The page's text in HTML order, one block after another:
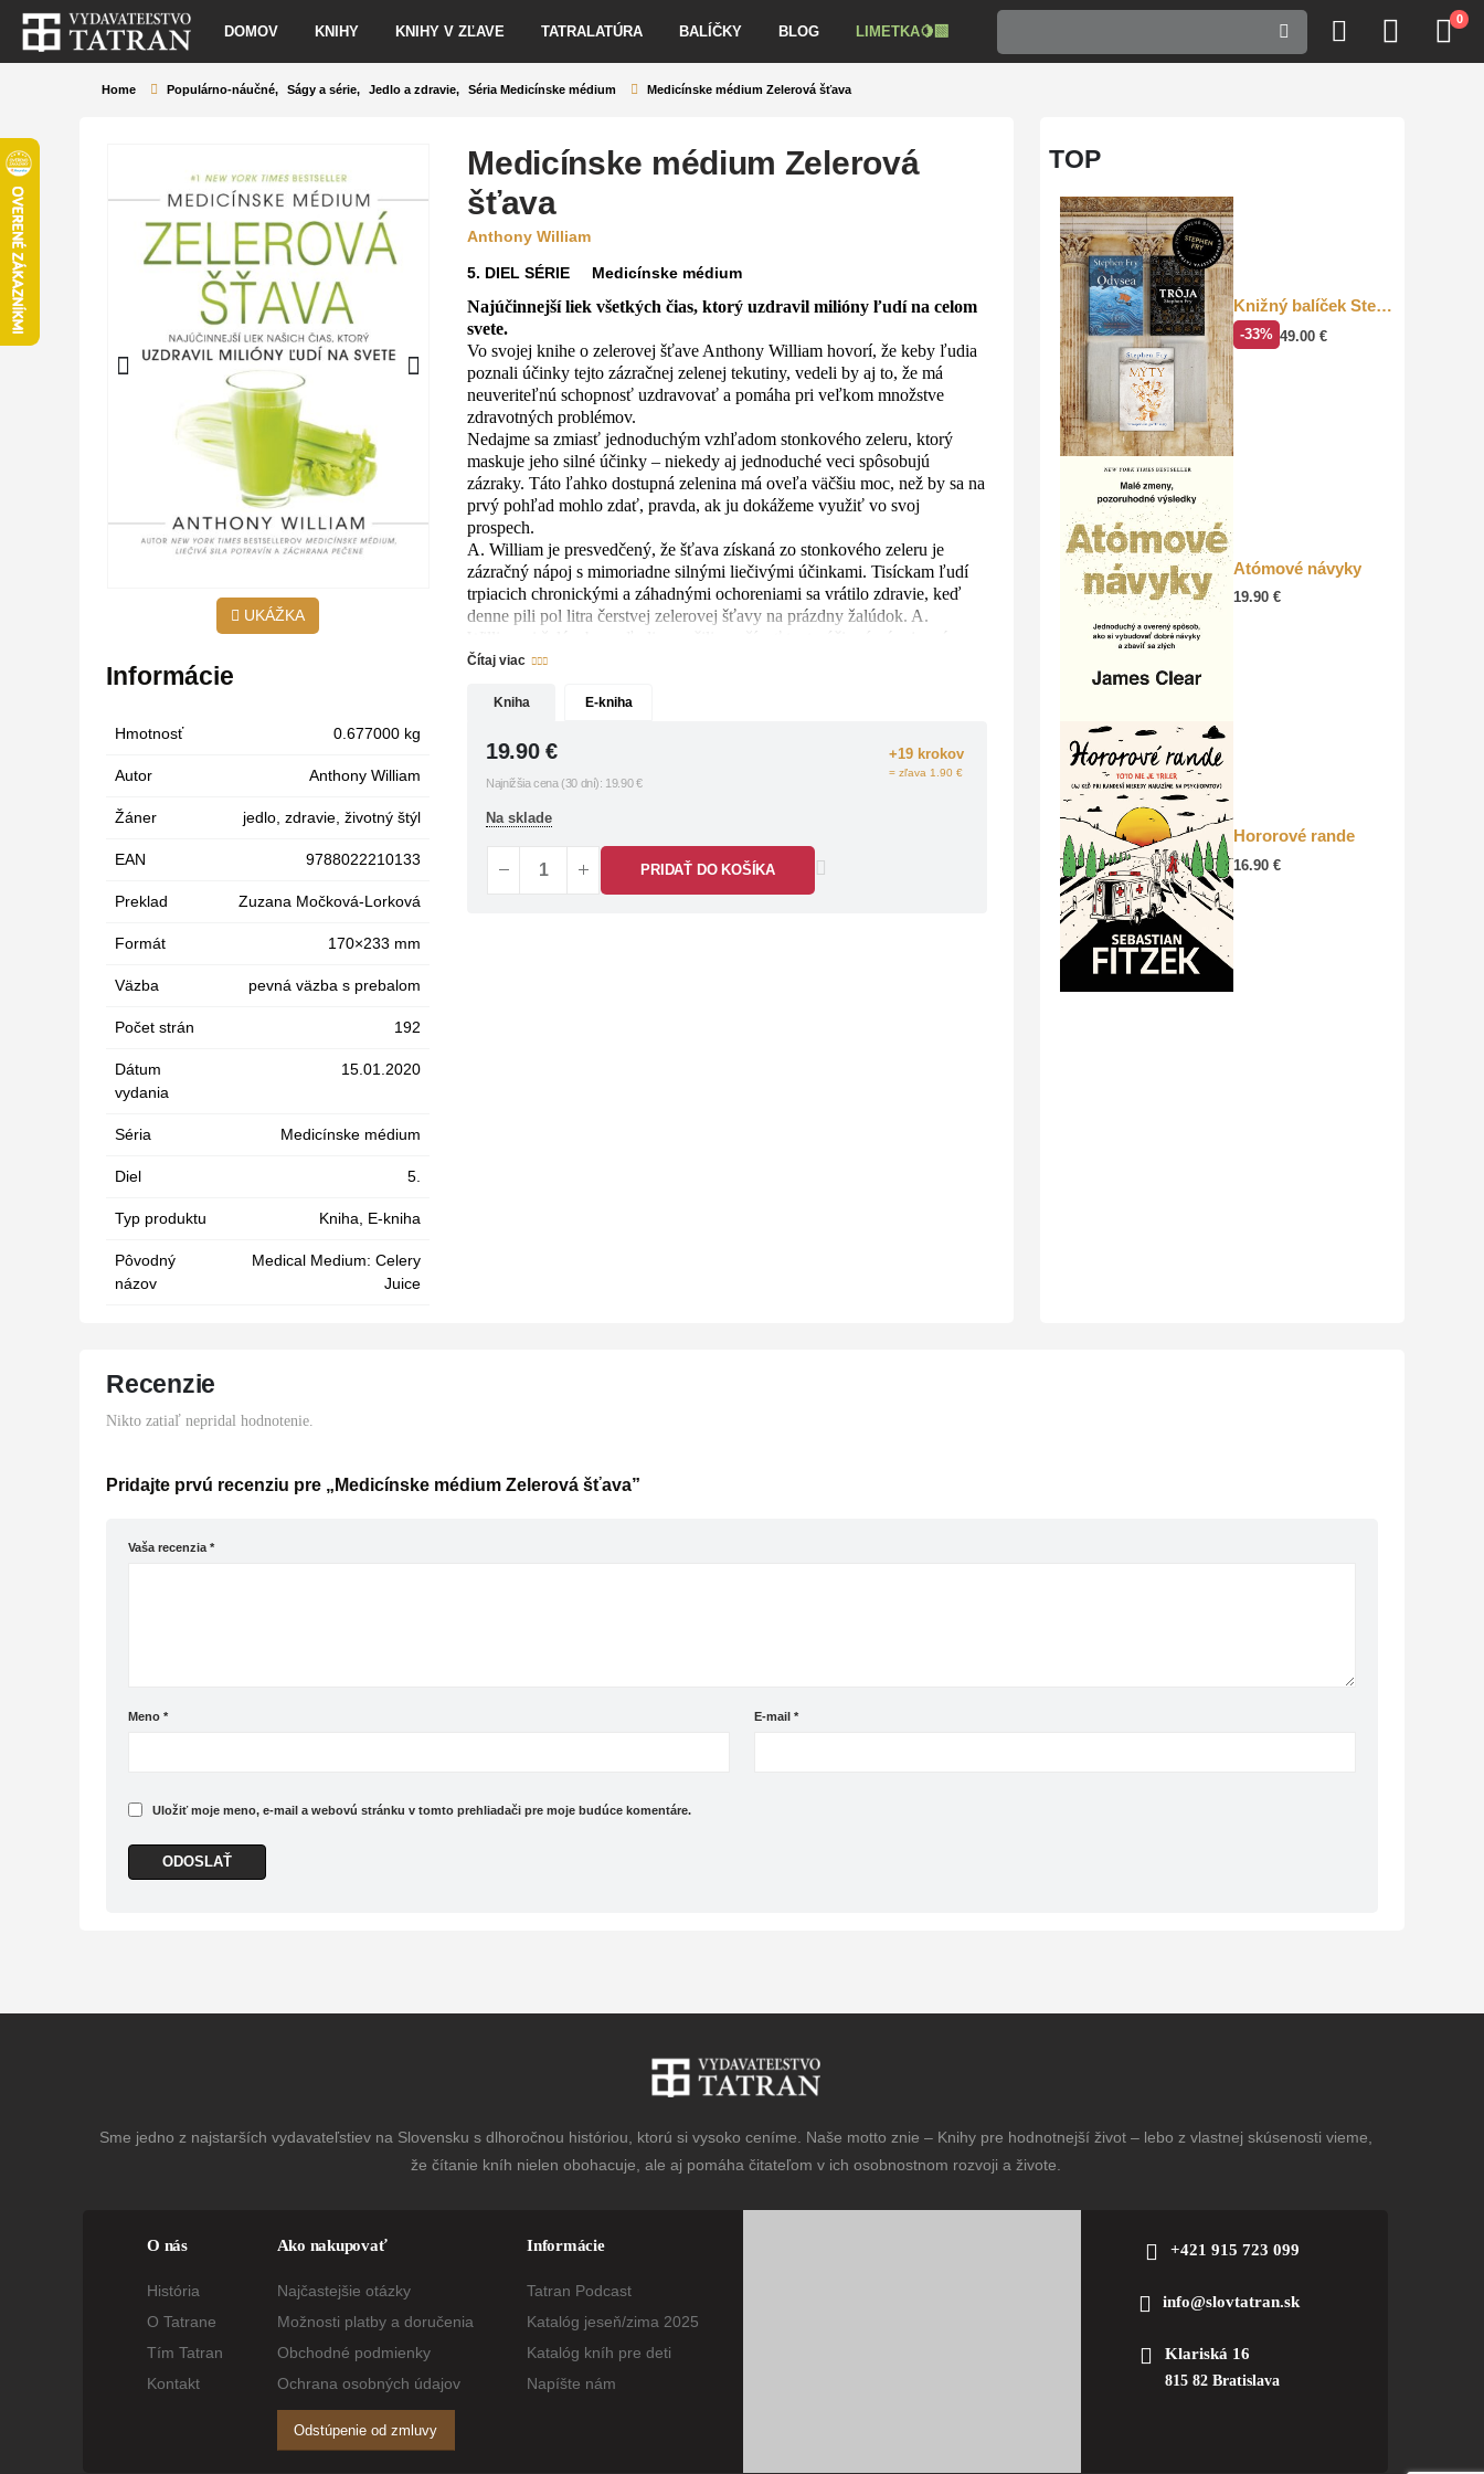
DOMOV KNIHY KNIHY V ZĽAVE TATRALATÚRA BALÍČKY BLOG LIMETKA🍋‍🟩
0
Home Populárno-náučné, Ságy a série, Jedlo a zdravie, Séria Medicínske médium Medicínske médium Zelerová šťava
UKÁŽKA
Informácie
Hmotnosť 0.677000 kg
Autor Anthony William
Žáner jedlo, zdravie, životný štýl
EAN 9788022210133
Preklad Zuzana Močková-Lorková
Formát 170×233 mm
Väzba pevná väzba s prebalom
Počet strán 192
Dátum
vydania
15.01.2020
Séria Medicínske médium
Diel 5.
Typ produktu Kniha, E-kniha
Pôvodný
názov
Medical Medium: Celery
Juice
Medicínske médium Zelerová
šťava
Anthony William
5. DIEL SÉRIE Medicínske médium
Najúčinnejší liek všetkých čias, ktorý uzdravil milióny ľudí na celom
svete.
Vo svojej knihe o zelerovej šťave Anthony William hovorí, že keby ľudia
poznali účinky tejto zázračnej zelenej tekutiny, vedeli by aj to, že má
neuveriteľnú schopnosť uzdravovať a pomáha pri veľkom množstve
zdravotných problémov.
Nedajme sa zmiasť jednoduchým vzhľadom stonkového zeleru, ktorý
maskuje jeho silné účinky – niekedy aj jednoduché veci spôsobujú
zázraky. Táto ľahko dostupná zelenina má oveľa väčšiu moc, než by sa na
prvý pohľad mohlo zdať, pravda, ak ju dokážeme využiť vo svoj
prospech.
A. William je presvedčený, že šťava získaná zo stonkového zeleru je
zázračný nápoj s mimoriadne silnými liečivými účinkami. Tisíckam ľudí
trpiacich chronickými a záhadnými ochoreniami sa vrátilo zdravie, keď
denne pili pol litra čerstvej zelerovej šťavy na prázdny žalúdok. A.
William si želá, aby sa ľudia naučili používať tento účinný nápoj správne a
úspešne, pretože jeho liečivé účinky sú priam úžasné. Jedinečné zloženie
likviduje nežiaduce baktérie a vírusy, upokojuje nervový systém a
problémy a obnovuje celkové zdravie človeka.
V záujme zachovania zdravia a vitality začali tisíce ľudí na celom svete
piť zelerovú šťavu. O jej blahodarnom vplyve na ľudské zdravie hovoria
aj známe osobnosti ako Sylvester Stallone, Novak Djokovič, Robert De
Čítaj viac
Kniha E-kniha
+19 krokov
= zľava 1.90 €
19.90 €
Najnižšia cena (30 dní): 19.90 €
Na sklade
PRIDAŤ DO KOŠÍKA
TOP
Knižný balíček Stephen Fry
-33% 49.00 €
Atómové návyky
19.90 €
Hororové rande
16.90 €
Recenzie
Nikto zatiaľ nepridal hodnotenie.
Pridajte prvú recenziu pre „Medicínske médium Zelerová šťava”
Vaša recenzia *
Meno * E-mail*
Uložiť moje meno, e-mail a webovú stránku v tomto prehliadači pre moje budúce komentáre.
Sme jedno z najstarších vydavateľstiev na Slovensku s dlhoročnou históriou, ktorú si vysoko ceníme. Naše motto znie – Knihy pre hodnotnejší život – lebo z vlastnej skúsenosti vieme,
že čítanie kníh nielen obohacuje, ale aj pomáha čitateľom v ich osobnostnom rozvoji a živote.
O nás
História
O Tatrane
Tím Tatran
Kontakt
Ako nakupovať
Najčastejšie otázky
Možnosti platby a doručenia
Obchodné podmienky
Ochrana osobných údajov
Odstúpenie od zmluvy
Informácie
Tatran Podcast
Katalóg jeseň/zima 2025
Katalóg kníh pre deti
Napíšte nám
+421 915 723 099
info@slovtatran.sk
Klariská 16
815 82 Bratislava